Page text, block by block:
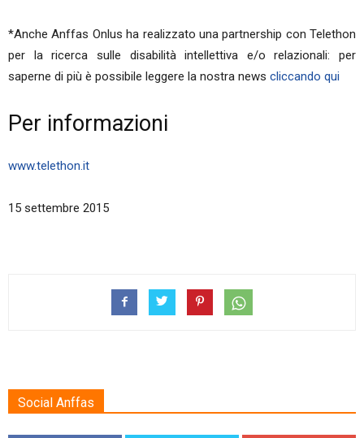
*Anche Anffas Onlus ha realizzato una partnership con Telethon
per la ricerca sulle disabilità intellettiva e/o relazionali: per
saperne di più è possibile leggere la nostra news cliccando qui
Per informazioni
www.telethon.it
15 settembre 2015
Social Anffas